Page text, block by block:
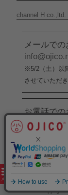
channel H co.,ltd.
メールで
※5/2（土）以
させていただき
お電話での
076-246-
※5/2（土）か
わせ受付をお
copyright